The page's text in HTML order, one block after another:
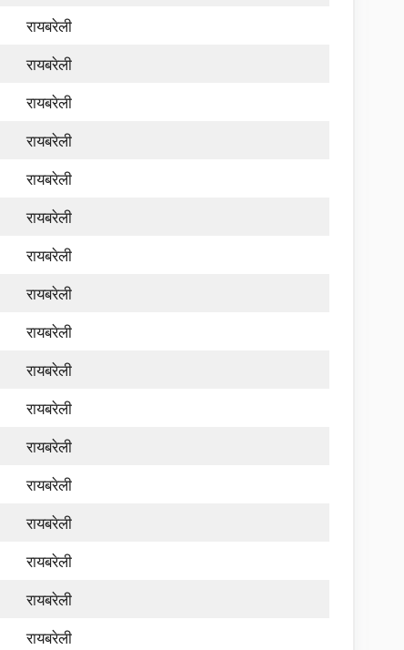
रायबरेली
रायबरेली
रायबरेली
रायबरेली
रायबरेली
रायबरेली
रायबरेली
रायबरेली
रायबरेली
रायबरेली
रायबरेली
रायबरेली
रायबरेली
रायबरेली
रायबरेली
रायबरेली
रायबरेली